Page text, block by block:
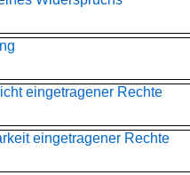
eingetragener Rechte
eingetragener Rechte